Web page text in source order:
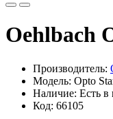
Oehlbach
Производитель:
Модель: Opto
Наличие: Есть в
Код: 66105